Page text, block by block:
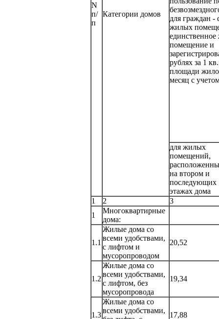
N
п/
п
Категории домов
для граждан -
жилых
единственное
помещение и
рублях за 1
площади
месяц с
для жилых
помещений,
на втором и
последующих
этажах дома
1
2
3
1
Многоквартирные
дома:
1.1
Жилые дома со
всеми удобствами,
с лифтом и
мусоропроводом
20,52
1.2
Жилые дома со
всеми удобствами,
с лифтом, без
мусоропровода
19,34
1.3
Жилые дома со
всеми удобствами,
17,88